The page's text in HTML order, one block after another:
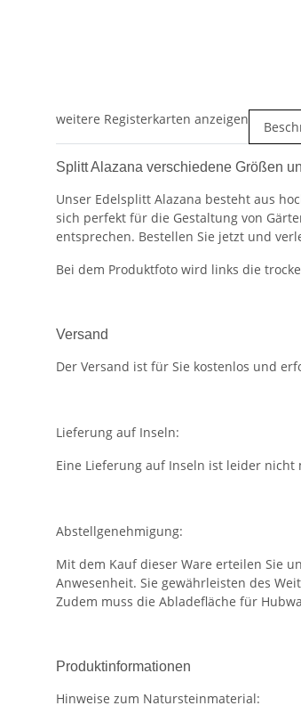
weitere Registerkarten anzeigen
Splitt Alazana verschiedene Größen
Unser Edelsplitt Alazana besteht aus
sich perfekt für die Gestaltung von
entsprechen. Bestellen Sie jetzt und
Bei dem Produktfoto wird links die
Versand
Der Versand ist für Sie kostenlos und
Lieferung auf Inseln:
Eine Lieferung auf Inseln ist leider nicht
Abstellgenehmigung:
Mit dem Kauf dieser Ware erteilen Sie
Anwesenheit. Sie gewährleisten des
Zudem muss die Abladefläche für
Produktinformationen
Hinweise zum Natursteinmaterial: